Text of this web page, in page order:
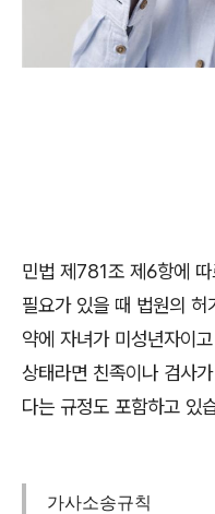
민법 제 781조 제 6항에
필요가 있을 때 법원의
약에 자녀가 미성년자이
상태라면 친족이나 검사
다는 규정도 포함하고 있
가사소송규칙